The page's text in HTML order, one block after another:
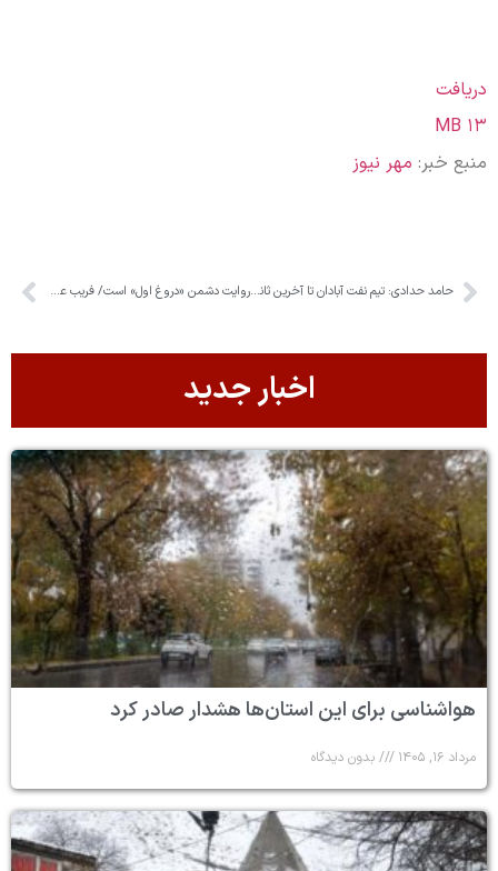
دریافت
۱۳ MB
منبع خبر: مهر نیوز
حامد حدادی: تیم نفت آبادان تا آخرین ثانیه جنگید، خسته نباشند روایت دشمن «دروغ اول» است/ فریب عملیات روانی پنتاگون را نخورید
اخبار جدید
هواشناسی برای این استان‌ها هشدار صادر کرد
مرداد ۱۶, ۱۴۰۵ بدون دیدگاه